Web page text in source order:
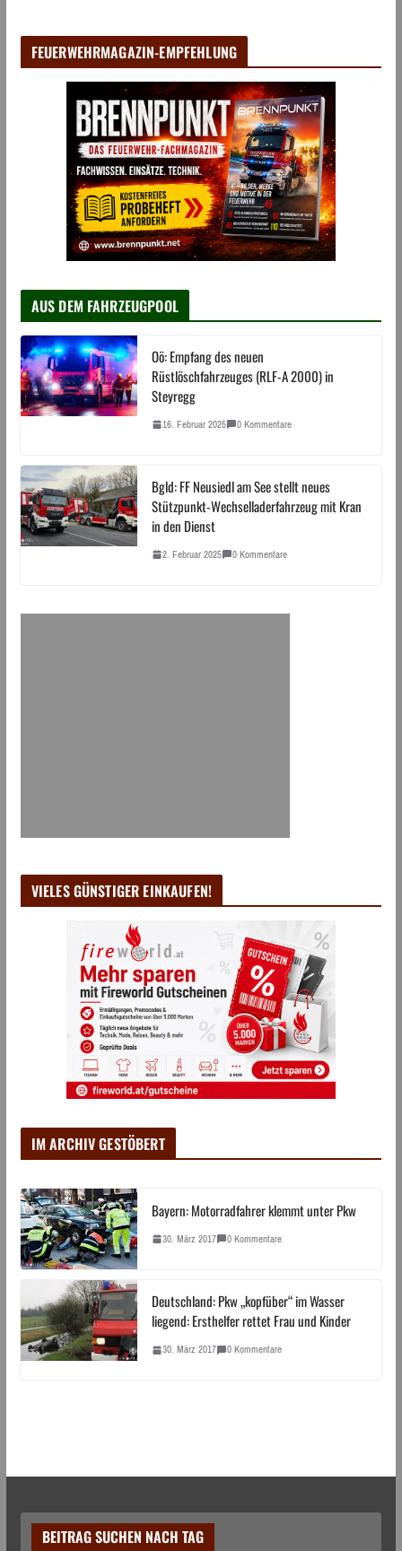
FEUERWEHRMAGAZIN-EMPFEHLUNG
AUS DEM FAHRZEUGPOOL
Oö: Empfang des neuen
Rüstlöschfahrzeuges (RLF-A 2000) in
Steyregg
16. Februar 2025 0 Kommentare
Bgld: FF Neusiedl am See stellt neues
Stützpunkt-Wechselladerfahrzeug mit Kran
in den Dienst
2. Februar 2025 0 Kommentare
VIELES GÜNSTIGER EINKAUFEN!
IM ARCHIV GESTÖBERT
Bayern: Motorradfahrer klemmt unter Pkw
30. März 2017 0 Kommentare
Deutschland: Pkw „kopfüber“ im Wasser
liegend: Ersthelfer rettet Frau und Kinder
30. März 2017 0 Kommentare
BEITRAG SUCHEN NACH TAG